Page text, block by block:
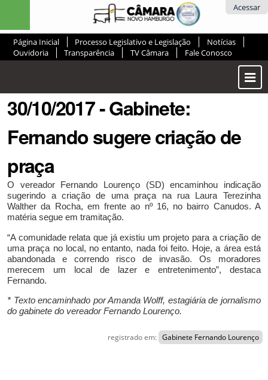
Acessar
Página Inicial Processo Legislativo e Legislação
Notícias
Ouvidoria
Transparência TV Câmara Fale Conosco
ou
30/10/2017 - Gabinete:
Fernando sugere criação de
praça
O vereador Fernando Lourenço (SD) encaminhou indicação
sugerindo a criação de uma praça na rua Laura Terezinha
Walther da Rocha, em frente ao nº 16, no bairro Canudos. A
matéria segue em tramitação.
“A comunidade relata que já existiu um projeto para a criação de
uma praça no local, no entanto, nada foi feito. Hoje, a área está
abandonada e correndo risco de invasão. Os moradores
merecem um local de lazer e entretenimento”, destaca
Fernando.
* Texto encaminhado por Amanda Wolff, estagiária de jornalismo
do gabinete do vereador Fernando Lourenço.
registrado em: Gabinete Fernando Lourenço